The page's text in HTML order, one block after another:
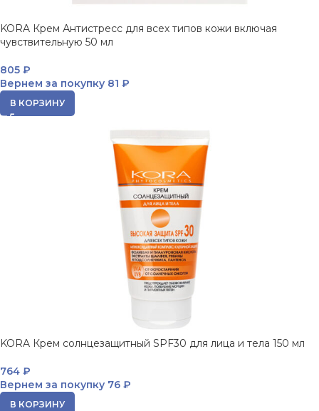
KORA Крем Антистресс для всех типов кожи включая
чувствительную 50 мл
805 ₽
Вернем за покупку 81 ₽
В КОРЗИНУ
KORA Крем солнцезащитный SPF30 для лица и тела 150 мл
764 ₽
Вернем за покупку 76 ₽
В КОРЗИНУ